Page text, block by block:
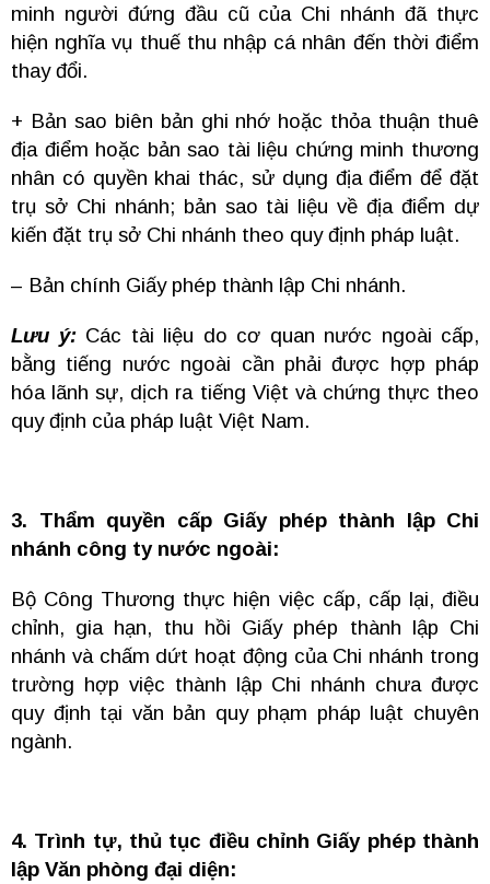
minh người đứng đầu cũ của Chi nhánh đã thực
hiện nghĩa vụ thuế thu nhập cá nhân đến thời điểm
thay đổi.
+ Bản sao biên bản ghi nhớ hoặc thỏa thuận thuê
địa điểm hoặc bản sao tài liệu chứng minh thương
nhân có quyền khai thác, sử dụng địa điểm để đặt
trụ sở Chi nhánh; bản sao tài liệu về địa điểm dự
kiến đặt trụ sở Chi nhánh theo quy định pháp luật.
– Bản chính Giấy phép thành lập Chi nhánh.
Lưu ý:Các tài liệu do cơ quan nước ngoài cấp,
bằng tiếng nước ngoài cần phải được hợp pháp
hóa lãnh sự, dịch ra tiếng Việt và chứng thực theo
quy định của pháp luật Việt Nam.
3. Thẩm quyền cấp Giấy phép thành lập Chi
nhánh công ty nước ngoài:
Bộ Công Thương thực hiện việc cấp, cấp lại, điều
chỉnh, gia hạn, thu hồi Giấy phép thành lập Chi
nhánh và chấm dứt hoạt động của Chi nhánh trong
trường hợp việc thành lập Chi nhánh chưa được
quy định tại văn bản quy phạm pháp luật chuyên
ngành.
4. Trình tự, thủ tục điều chỉnh Giấy phép thành
lập Văn phòng đại diện: